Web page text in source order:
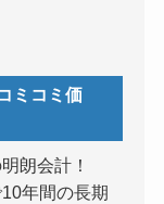
ミコミ価
朗会計！
年間の長期